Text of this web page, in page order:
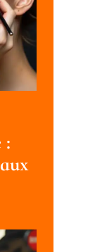
: